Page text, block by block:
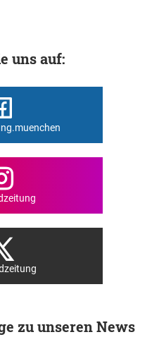
uns auf:
zu unseren News